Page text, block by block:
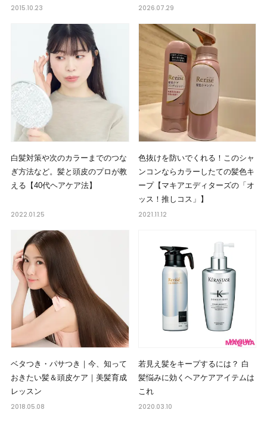
2015.10.23
2026.07.29
白髪対策や次のカラーまでのつな
ぎ方法など。髪と頭皮のプロが教
える【40代ヘアケア法】
2022.01.25
色抜けを防いでくれる！このシャ
ンコンならカラーしたての髪色キ
ープ【マキアエディターズの「オ
ッス！推しコス」】
2021.11.12
ベタつき・パサつき｜今、知って
おきたい髪＆頭皮ケア｜美髪育成
レッスン
2018.05.08
若見え髪をキープするには？ 白
髪悩みに効くヘアケアアイテムは
これ
2020.03.10